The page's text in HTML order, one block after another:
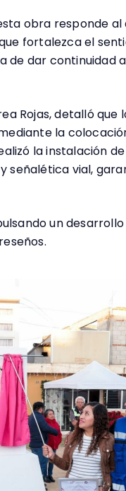
obra responde
fortalezca el
de dar continuidad
Rojas, detalló que
la
la instalación
señalética vial,
un